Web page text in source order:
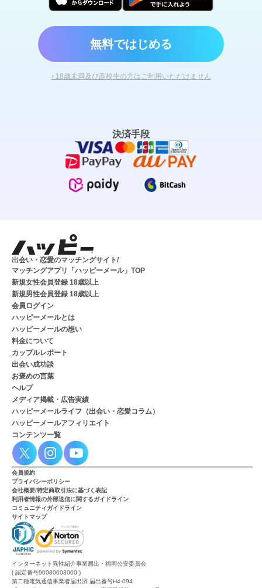
無料ではじめる
› 18歳未満及び高校生の方はご利用いただけません
決済手段
出会い・恋愛のマッチングサイト/
マッチングアプリ「ハッピーメール」TOP
新規女性会員登録 18歳以上
新規男性会員登録 18歳以上
会員ログイン
ハッピーメールとは
ハッピーメールの想い
料金について
カップルレポート
出会い成功談
お褒めの言葉
ヘルプ
メディア掲載・広告実績
ハッピーメールライフ（出会い・恋愛コラム）
ハッピーメールアフィリエイト
コンテンツ一覧
会員規約
プライバシーポリシー
会社概要/特定商取引法に基づく表記
利用者情報の外部送信に関するガイドライン
コミュニティガイドライン
サイトマップ
インターネット異性紹介事業届出・福岡公安委員会
( 認定番号90080003000 )
第二種電気通信事業者届出済 届出番号H4-094